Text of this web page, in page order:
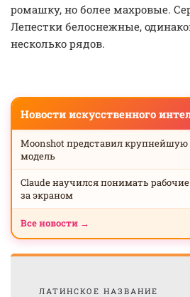
ромашку, но более махровые.
Лепестки белоснежные,
несколько рядов.
Новости искусственного
Moonshot представил
модель
Claude научился понимать
за экраном
Все новости →
ЛАТИНСКОЕ НАЗВАНИЕ